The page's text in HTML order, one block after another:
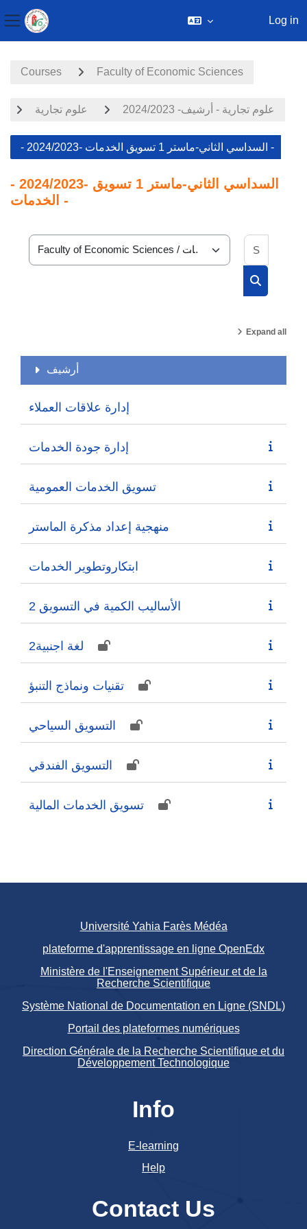
Side panel
Log in
Courses Faculty of Economic Sciences
علوم تجارية علوم تجارية - أرشيف- 2024/2023
- 2024/2023- السداسي الثاني-ماستر 1 تسويق الخدمات -
- 2024/2023- السداسي الثاني-ماستر 1 تسويق
الخدمات -
Course categories
Expand all
أرشيف
إدارة علاقات العملاء
إدارة جودة الخدمات
تسويق الخدمات العمومية
منهجية إعداد مذكرة الماستر
ابتكاروتطوير الخدمات
الأساليب الكمية في التسويق 2
لغة اجنبية2
تقنيات ونماذج التنبؤ
التسويق السياحي
التسويق الفندقي
تسويق الخدمات المالية
Université Yahia Farès Médéa
plateforme d'apprentissage en ligne OpenEdx
Ministère de l'Enseignement Supérieur et de la
Recherche Scientifique
Système National de Documentation en Ligne (SNDL)
Portail des plateformes numériques
Direction Générale de la Recherche Scientifique et du
Développement Technologique
Info
E-learning
Help
Contact Us